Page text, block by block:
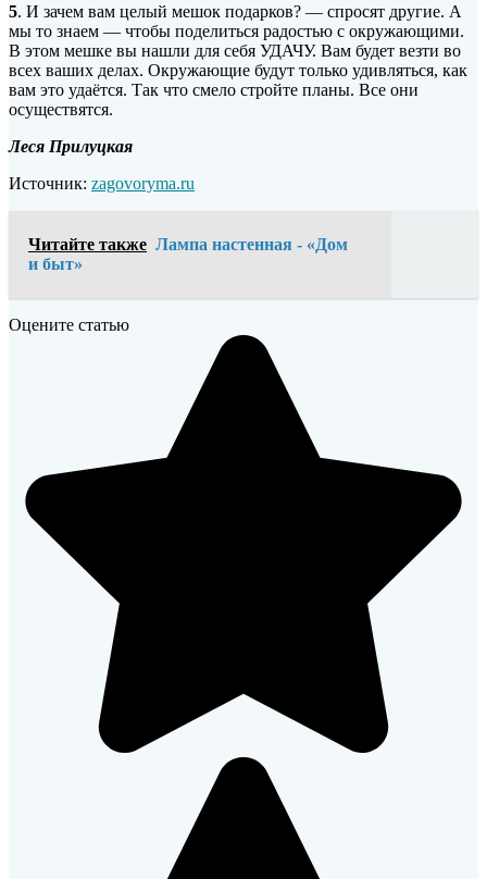
5. И зачем вам целый мешок подарков? — спросят другие. А
мы то знаем — чтобы поделиться радостью с окружающими.
В этом мешке вы нашли для себя УДАЧУ. Вам будет везти во
всех ваших делах. Окружающие будут только удивляться, как
вам это удаётся. Так что смело стройте планы. Все они
осуществятся.
Леся Прилуцкая
Источник: zagovoryma.ru
Читайте также Лампа настенная - «Дом
и быт»
Оцените статью